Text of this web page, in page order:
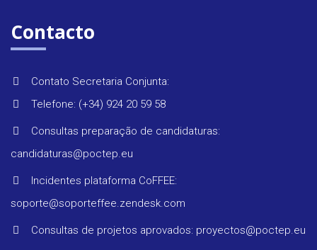
Contacto
Contato Secretaria Conjunta:
Telefone: (+34) 924 20 59 58
Consultas preparação de candidaturas:
candidaturas@poctep.eu
Incidentes plataforma CoFFEE:
soporte@soporteffee.zendesk.com
Consultas de projetos aprovados: proyectos@poctep.eu